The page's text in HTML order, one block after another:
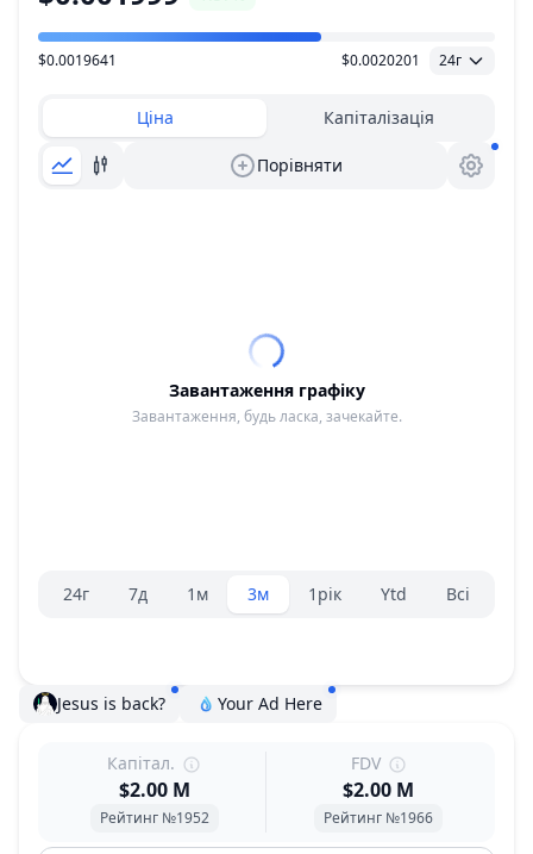
Діапазон цін
$0.0019641 $0.0020201 24г
Ціна Капіталізація
Порівняти
Завантаження графіку
Завантаження, будь ласка, зачекайте.
Вибір діапазону.
24г 7д 1м 3м 1рік Ytd Всі
Jesus is back? Your Ad Here
Капітал.
$2.00 M
Рейтинг №1952
FDV
$2.00 M
Рейтинг №1966